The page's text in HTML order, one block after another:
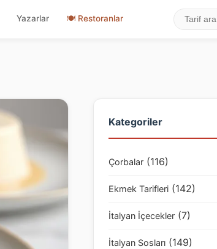
Yazarlar 🍽 Restoranlar
Kategoriler
Çorbalar (116)
Ekmek Tarifleri (142)
İtalyan İçecekler (7)
İtalyan Sosları (149)